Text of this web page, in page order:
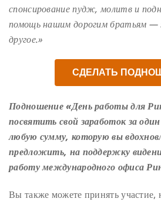
спонсирование пудж, молитв и
помощь нашим дорогим братьям
другое.»
СДЕЛАТЬ
Подношение «День работы для
посвятить свой заработок за
любую сумму, которую вы
предложить, на поддержку
работу международного офиса
Вы также можете принять участие,